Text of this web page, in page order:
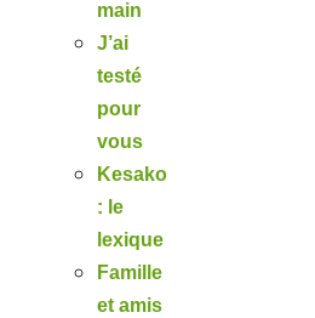
main
J’ai
testé
pour
vous
Kesako
: le
lexique
Famille
et amis